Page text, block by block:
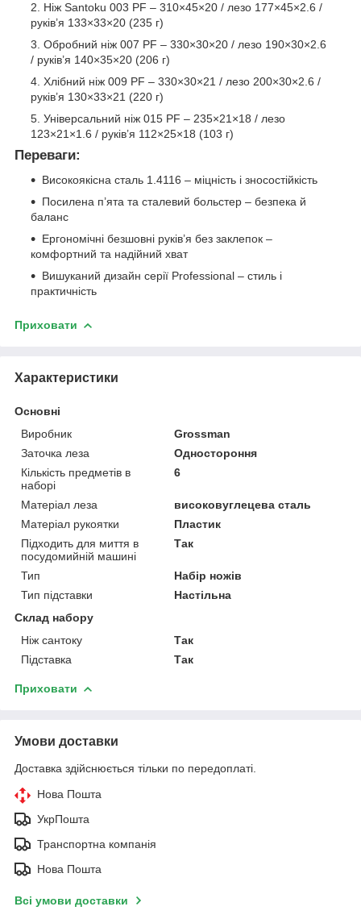
Ніж Santoku 003 PF – 310×45×20 / лезо 177×45×2.6 /
руків’я 133×33×20 (235 г)
Обробний ніж 007 PF – 330×30×20 / лезо 190×30×2.6
/ руків’я 140×35×20 (206 г)
Хлібний ніж 009 PF – 330×30×21 / лезо 200×30×2.6 /
руків’я 130×33×21 (220 г)
Універсальний ніж 015 PF – 235×21×18 / лезо
123×21×1.6 / руків’я 112×25×18 (103 г)
Переваги:
Високоякісна сталь 1.4116 – міцність і зносостійкість
Посилена п’ята та сталевий больстер – безпека й
баланс
Ергономічні безшовні руків’я без заклепок –
комфортний та надійний хват
Вишуканий дизайн серії Professional – стиль і
практичність
Приховати
Характеристики
Основні
Виробник
Grossman
Заточка леза
Одностороння
Кількість предметів в
наборі
6
Матеріал леза
високовуглецева сталь
Матеріал рукоятки
Пластик
Підходить для миття в
посудомийній машині
Так
Тип
Набір ножів
Тип підставки
Настільна
Склад набору
Ніж сантоку
Так
Підставка
Так
Приховати
Умови доставки
Доставка здійснюється тільки по передоплаті.
Нова Пошта
УкрПошта
Транспортна компанія
Нова Пошта
Всі умови доставки